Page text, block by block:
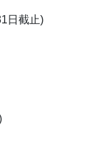
日截止)